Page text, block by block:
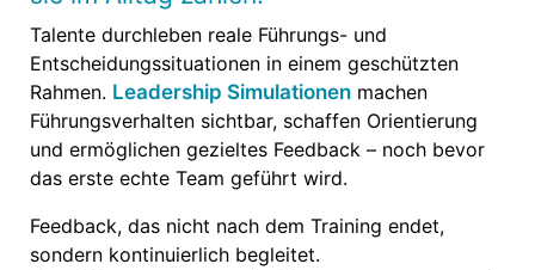
Talente durchleben reale Führungs- und
Entscheidungssituationen in einem geschützten
Rahmen. Leadership Simulationen machen
Führungsverhalten sichtbar, schaffen Orientierung
und ermöglichen gezieltes Feedback – noch bevor
das erste echte Team geführt wird.
Feedback, das nicht nach dem Training endet,
sondern kontinuierlich begleitet.